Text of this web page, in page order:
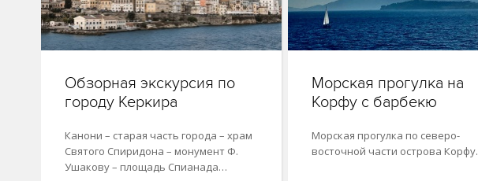
Обзорная экскурсия по
городу Керкира
Канони – старая часть города – храм
Святого Спиридона – монумент Ф.
Ушакову – площадь Спианада…
Морская прогулка на
Корфу с барбекю
Морская прогулка по северо-
восточной части острова Корфу.